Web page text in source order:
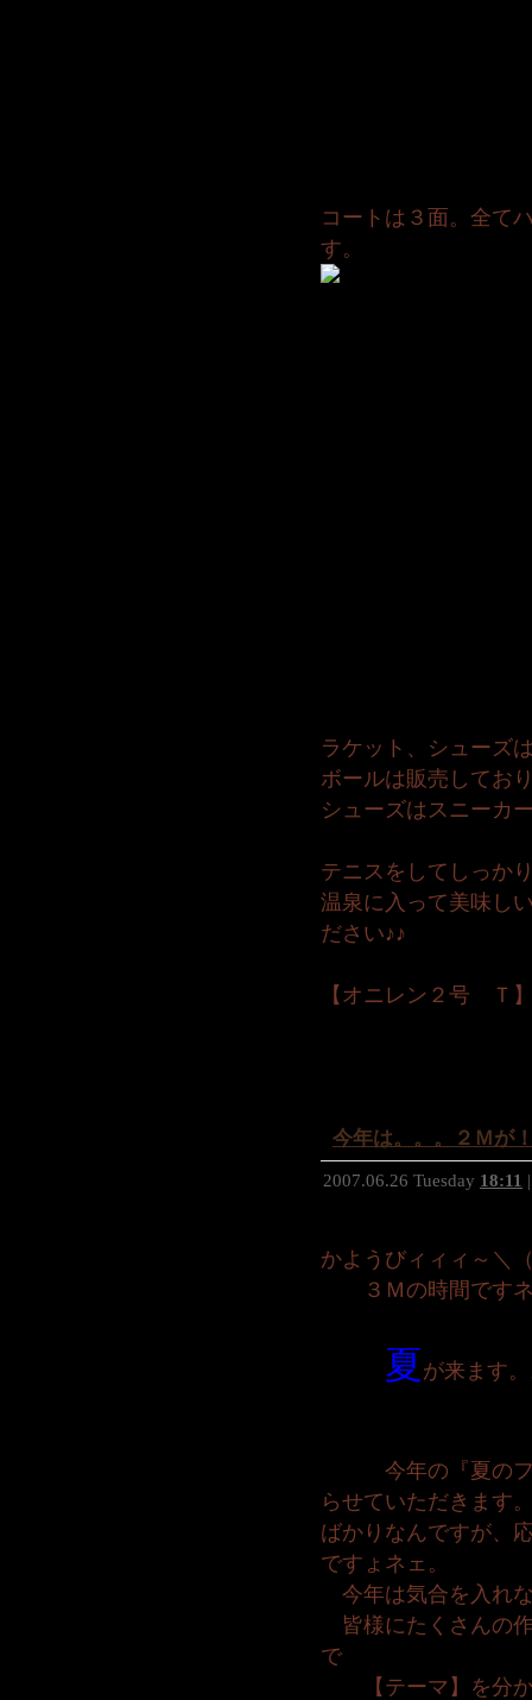
コートは３面。全て
す。
ラケット、シューズ
ボールは販売してお
シューズはスニーカ
テニスをしてしっか
温泉に入って美味し
ださい♪♪
【オニレン２号 Ｔ
今年は。。。２Ｍが
2007.06.26 Tuesday 18:11
かようびィィィ～＼
３Ｍの時間ですネ
夏が来ます
今年の『夏のフ
らせていただきま
ばかりなんですが、
ですょネェ。
今年は気合を入れ
皆様にたくさんの
で
【テーマ】を分か